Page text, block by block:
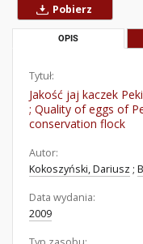
Pobierz
OPIS
Tytuł:
Jakość jaj kaczek
; Quality of eggs of
conservation flock
Autor:
Kokoszyński, Dariusz ;
Data wydania:
2009